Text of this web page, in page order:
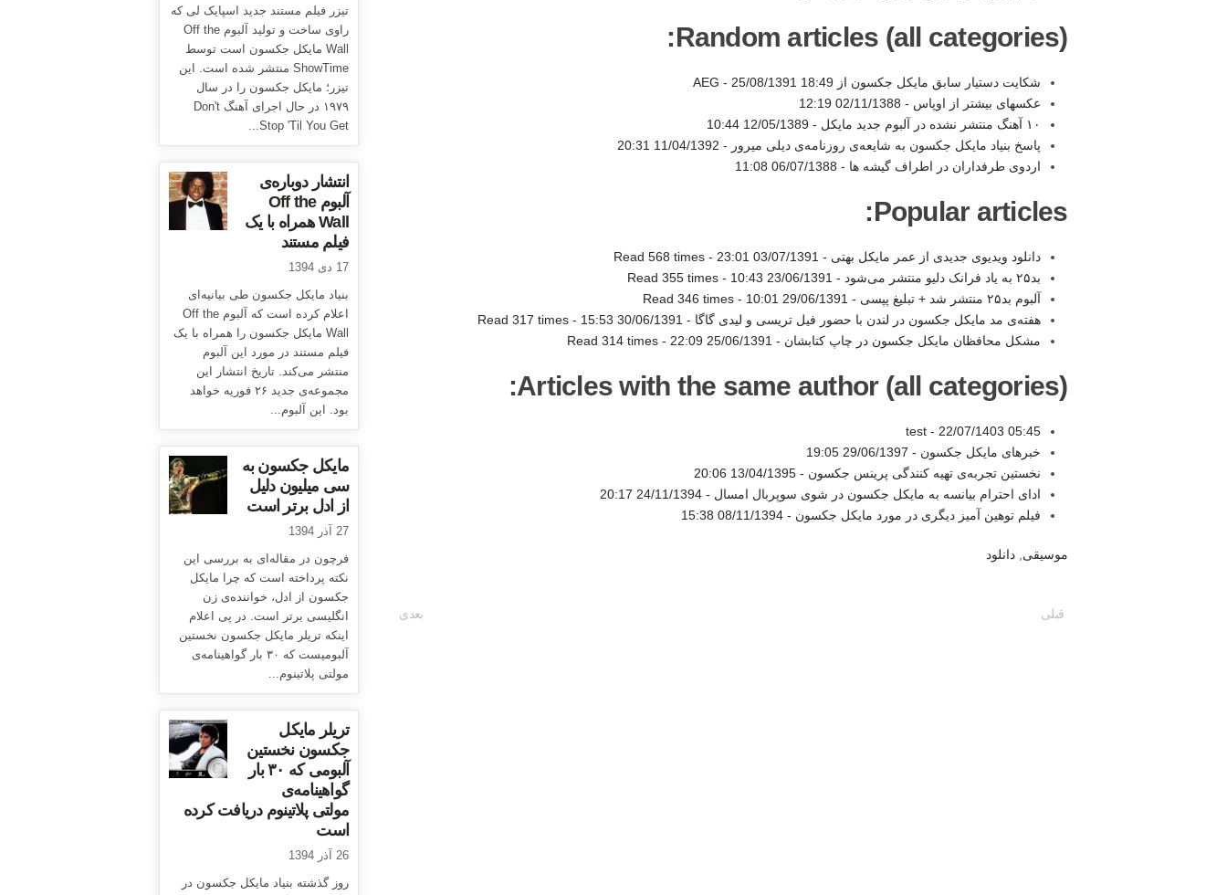
Random articles (all categories):
شکایت دستیار سابق مایکل جکسون از AEG - 25/08/1391 18:49
عکسهای بیشتر از اوپاس - 02/11/1388 12:19
۱۰ آهنگ منتشر نشده در آلبوم جدید مایکل -
12/05/1389 10:44
پاسخ بنیاد مایکل جکسون به شایعه‌ی روزنامه‌ی دیلی میرور - 11/04/1392 20:31
اردوی طرفداران در اطراف گیشه ها - 06/07/1388 11:08
Popular articles:
دانلود ویدیوی جدیدی از عمر مایکل بهتی - 03/07/1391 23:01
-
Read 568 times
بد۲۵ به یاد فرانک دلیو منتشر می‌شود -
23/06/1391 10:43
-
Read 355 times
آلبوم بد۲۵ منتشر شد + تبلیغ پپسی -
29/06/1391 10:01
-
Read 346 times
هفته‌ی مد مایکل جکسون در لندن با حضور فیل تریسی و لیدی گاگا - 30/06/1391 15:53
-
Read 317 times
مشکل محافظان مایکل جکسون در چاپ کتابشان - 25/06/1391 22:09
-
Read 314 times
Articles with the same author (all categories):
test - 22/07/1403 05:45
خبرهای مایکل جکسون - 29/06/1397 19:05
نخستین تجربه‌ی تهیه کنندگی پرینس جکسون -13/04/1395 20:06
ادای احترام بیانسه به مایکل جکسون در شوی سوپربال امسال -24/11/1394 20:17
فیلم توهین آمیز دیگری در مورد مایکل جکسون -08/11/1394 15:38
موسیقی ,دانلود
قبلی بعدی
تیزر فیلم مستند جدید اسپایک لی که
راوی ساخت و تولید آلبوم Off the
Wall مایکل جکسون است توسط
ShowTime منتشر شده است. این
تیزر؛ مایکل جکسون را در سال
۱۹۷۹ در حال اجرای آهنگ Don't
Stop 'Til You Get...
انتشار دوباره‌ی
آلبوم Off the
Wall همراه با یک
فیلم مستند
17 دی 1394
بنیاد مایکل جکسون طی بیانیه‌ای
اعلام کرده است که آلبوم Off the
Wall مایکل جکسون را همراه با یک
فیلم مستند در مورد این آلبوم
منتشر می‌کند. تاریخ انتشار این
مجموعه‌ی جدید ۲۶ فوریه خواهد
بود. این آلبوم...
مایکل جکسون به
سی میلیون دلیل
از ادل برتر است
27 آذر 1394
فرچون در مقاله‌ای به بررسی این
نکته پرداخته است که چرا مایکل
جکسون از ادل، خواننده‌ی زن
انگلیسی برتر است. در پی اعلام
اینکه تریلر مایکل جکسون نخستین
آلبومیست که ۳۰ بار گواهینامه‌ی
مولتی پلاتینوم...
تریلر مایکل
جکسون نخستین
آلبومی که ۳۰ بار
گواهینامه‌ی
مولتی پلاتینوم دریافت کرده
است
26 آذر 1394
روز گذشته بنیاد مایکل جکسون در